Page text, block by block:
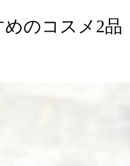
のコスメ2品